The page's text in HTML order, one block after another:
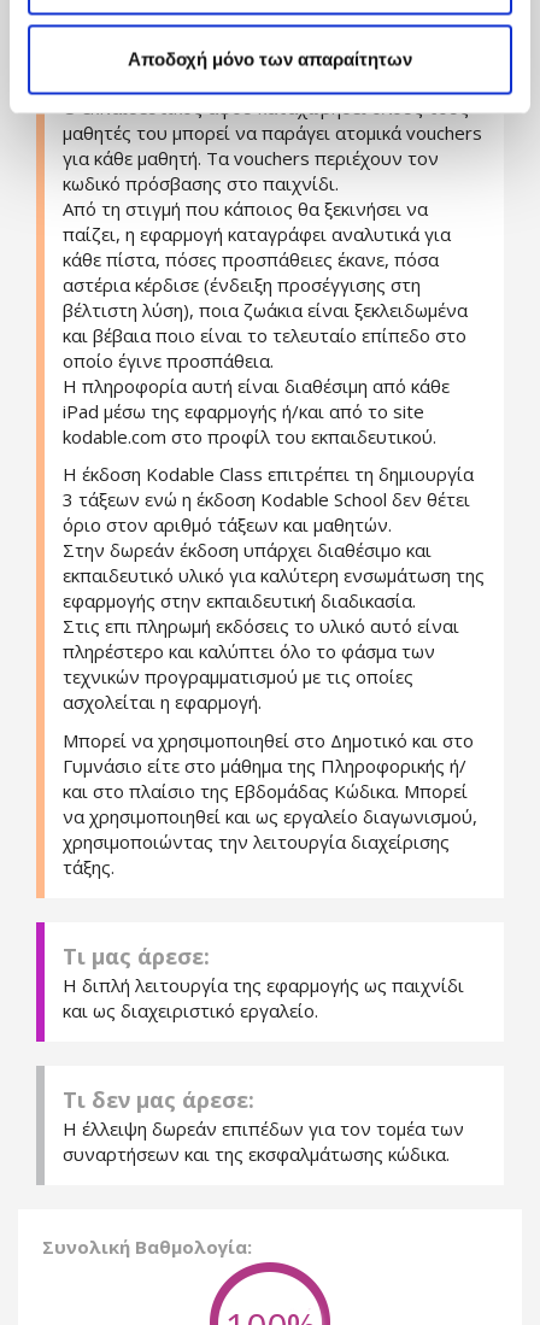
Αποδοχή μόνο των απαραίτητων
μπορεί να δημιουργήσει μια τάξη 25 ατόμων, και
να παρακολουθεί την πρόοδο των μαθητών του
μαθητές του μπορεί να παράγει ατομικά vouchers
για κάθε μαθητή. Τα vouchers περιέχουν τον
κωδικό πρόσβασης στο παιχνίδι.
Από τη στιγμή που κάποιος θα ξεκινήσει να
παίζει, η εφαρμογή καταγράφει αναλυτικά για
κάθε πίστα, πόσες προσπάθειες έκανε, πόσα
αστέρια κέρδισε (ένδειξη προσέγγισης στη
βέλτιστη λύση), ποια ζωάκια είναι ξεκλειδωμένα
και βέβαια ποιο είναι το τελευταίο επίπεδο στο
οποίο έγινε προσπάθεια.
Η πληροφορία αυτή είναι διαθέσιμη από κάθε
iPad μέσω της εφαρμογής ή/και από το site
kodable.com στο προφίλ του εκπαιδευτικού.
Η έκδοση Kodable Class επιτρέπει τη δημιουργία
3 τάξεων ενώ η έκδοση Kodable School δεν θέτει
όριο στον αριθμό τάξεων και μαθητών.
Στην δωρεάν έκδοση υπάρχει διαθέσιμο και
εκπαιδευτικό υλικό για καλύτερη ενσωμάτωση της
εφαρμογής στην εκπαιδευτική διαδικασία.
Στις επι πληρωμή εκδόσεις το υλικό αυτό είναι
πληρέστερο και καλύπτει όλο το φάσμα των
τεχνικών προγραμματισμού με τις οποίες
ασχολείται η εφαρμογή.
Μπορεί να χρησιμοποιηθεί στο Δημοτικό και στο
Γυμνάσιο είτε στο μάθημα της Πληροφορικής ή/
και στο πλαίσιο της Εβδομάδας Κώδικα. Μπορεί
να χρησιμοποιηθεί και ως εργαλείο διαγωνισμού,
χρησιμοποιώντας την λειτουργία διαχείρισης
τάξης.
Τι μας άρεσε:
Η διπλή λειτουργία της εφαρμογής ως παιχνίδι
και ως διαχειριστικό εργαλείο.
Τι δεν μας άρεσε:
Η έλλειψη δωρεάν επιπέδων για τον τομέα των
συναρτήσεων και της εκσφαλμάτωσης κώδικα.
Συνολική Βαθμολογία: